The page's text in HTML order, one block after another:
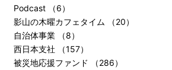
Podcast （6）
影山の木曜カフェタイム （20）
自治体事業 （8）
西日本支社 （157）
被災地応援ファンド （286）